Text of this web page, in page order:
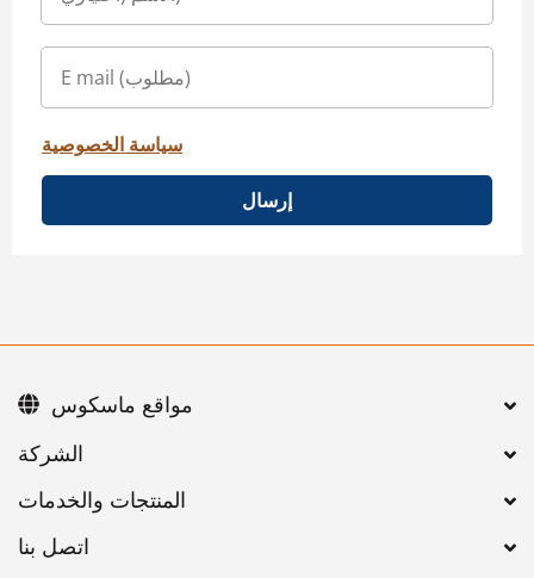
سياسة الخصوصية
إرسال
اتصل بنا
مواقع ماسكوس